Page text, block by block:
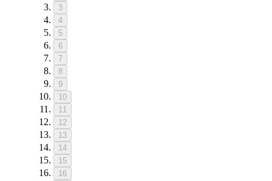
3
4
5
6
7
8
9
10
11
12
13
14
15
16